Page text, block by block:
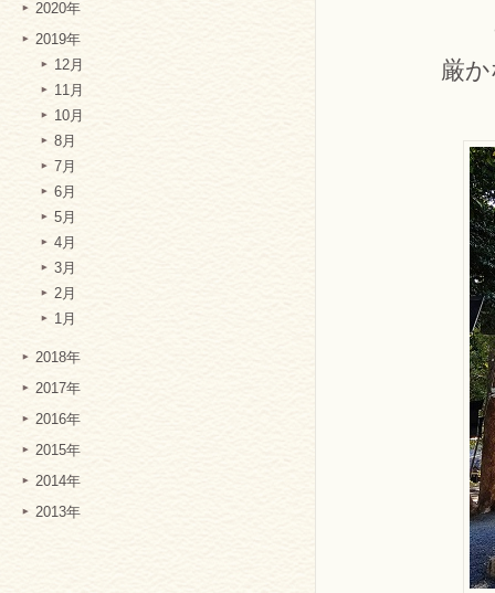
2020年
2019年
12月
11月
10月
8月
7月
6月
5月
4月
3月
2月
1月
2018年
2017年
2016年
2015年
2014年
2013年
厳